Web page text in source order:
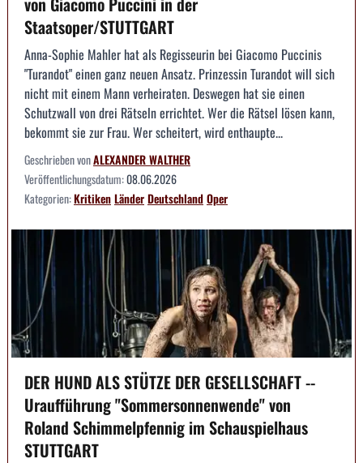
Staatsoper/STUTTGART
Anna-Sophie Mahler hat als Regisseurin bei Giacomo Puccinis
"Turandot" einen ganz neuen Ansatz. Prinzessin Turandot will sich
nicht mit einem Mann verheiraten. Deswegen hat sie einen
Schutzwall von drei Rätseln errichtet. Wer die Rätsel lösen kann,
bekommt sie zur Frau. Wer scheitert, wird enthaupte...
Geschrieben vonALEXANDER WALTHER
Veröffentlichungsdatum:08.06.2026
Kategorien:KritikenLänderDeutschlandOper
DER HUND ALS STÜTZE DER GESELLSCHAFT --
Uraufführung "Sommersonnenwende" von
Roland Schimmelpfennig im Schauspielhaus
STUTTGART